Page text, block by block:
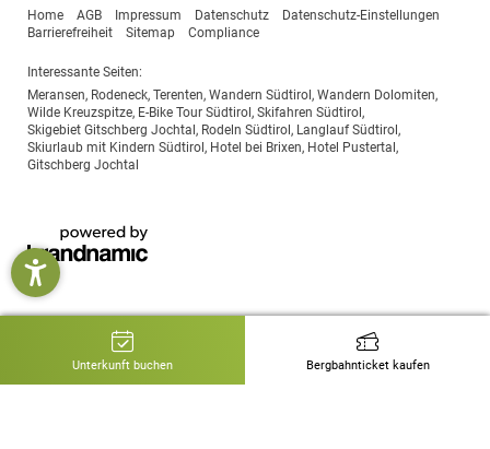
Home AGB Impressum Datenschutz
Datenschutz-Einstellungen
Barrierefreiheit
Sitemap Compliance
Interessante Seiten:
Meransen, Rodeneck, Terenten, Wandern Südtirol, Wandern Dolomiten,
Wilde Kreuzspitze, E-Bike Tour Südtirol, Skifahren Südtirol,
Skigebiet Gitschberg Jochtal, Rodeln Südtirol, Langlauf Südtirol,
Skiurlaub mit Kindern Südtirol, Hotel bei Brixen, Hotel Pustertal,
Gitschberg Jochtal
Unterkunft buchen Bergbahnticket kaufen